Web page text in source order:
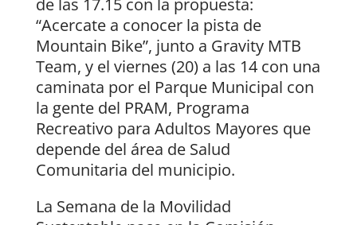
de las 17.15 con la propuesta:
“Acercate a conocer la pista de
Mountain Bike”, junto a Gravity MTB
Team, y el viernes (20) a las 14 con una
caminata por el Parque Municipal con
la gente del PRAM, Programa
Recreativo para Adultos Mayores que
depende del área de Salud
Comunitaria del municipio.
La Semana de la Movilidad